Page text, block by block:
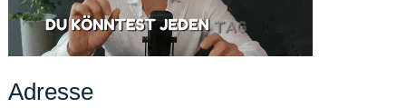
Adresse